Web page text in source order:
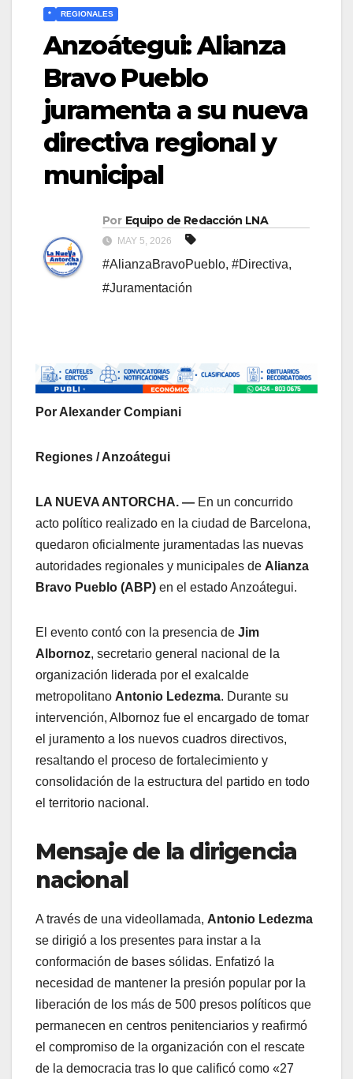
* REGIONALES
Anzoátegui: Alianza
Bravo Pueblo
juramenta a su nueva
directiva regional y
municipal
Por Equipo de Redacción LNA
MAY 5, 2026
#AlianzaBravoPueblo, #Directiva,
#Juramentación
Por Alexander Compiani
Regiones / Anzoátegui
LA NUEVA ANTORCHA. — En un concurrido
acto político realizado en la ciudad de Barcelona,
quedaron oficialmente juramentadas las nuevas
autoridades regionales y municipales de Alianza
Bravo Pueblo (ABP) en el estado Anzoátegui.
​El evento contó con la presencia de Jim
Albornoz, secretario general nacional de la
organización liderada por el exalcalde
metropolitano Antonio Ledezma. Durante su
intervención, Albornoz fue el encargado de tomar
el juramento a los nuevos cuadros directivos,
resaltando el proceso de fortalecimiento y
consolidación de la estructura del partido en todo
el territorio nacional.
Mensaje de la dirigencia
nacional
​A través de una videollamada, Antonio Ledezma
se dirigió a los presentes para instar a la
conformación de bases sólidas. Enfatizó la
necesidad de mantener la presión popular por la
liberación de los más de 500 presos políticos que
permanecen en centros penitenciarios y reafirmó
el compromiso de la organización con el rescate
de la democracia tras lo que calificó como «27